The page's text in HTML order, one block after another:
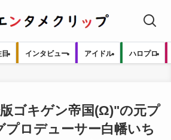
目 インタビュー アイドル ハロプロ
ゴキゲン帝国(Ω)"の元プ
プロデューサー白幡いち